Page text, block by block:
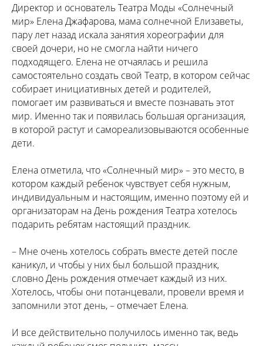
Директор и основатель Театра Моды «Солнечный
мир» Елена Джафарова, мама солнечной Елизаветы,
пару лет назад искала занятия хореографии для
своей дочери, но не смогла найти ничего
подходящего. Елена не отчаялась и решила
самостоятельно создать свой Театр, в котором сейчас
собирает инициативных детей и родителей,
помогает им развиваться и вместе познавать этот
мир. Именно так и появилась большая организация,
в которой растут и самореализовываются особенные
дети.
Елена отметила, что «Солнечный мир» – это место, в
котором каждый ребенок чувствует себя нужным,
индивидуальным и настоящим, именно поэтому ей и
организаторам на День рождения Театра хотелось
подарить ребятам настоящий праздник.
– Мне очень хотелось собрать вместе детей после
каникул, и чтобы у них был большой праздник,
словно День рождения отмечает каждый из них.
Хотелось, чтобы они потанцевали, провели время и
запомнили этот день, – отмечает Елена.
И все действительно получилось именно так, ведь